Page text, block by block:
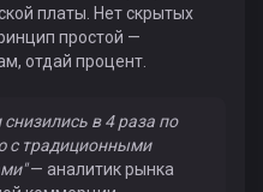
платы. Нет скрытых
простой —
отдай процент.
снизились в 4 раза по
с традиционными
— аналитик рынка